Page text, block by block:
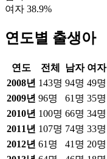
여자 38.9%
연도별 출생아
연도 전체 남자 여자
2008년 143명 94명 49명
2009년 96명 61 명 35명
2010년 100명 66명 34명
2011 년 107명 74명 33명
2012년 61 명 41 명 20명